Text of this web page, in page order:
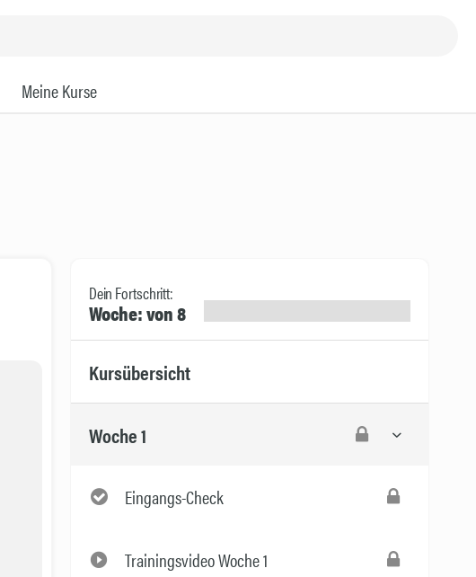
Meine Kurse
Dein Fortschritt:
Woche: von 8
Kursübersicht
Woche 1
Eingangs-Check
Trainingsvideo Woche 1